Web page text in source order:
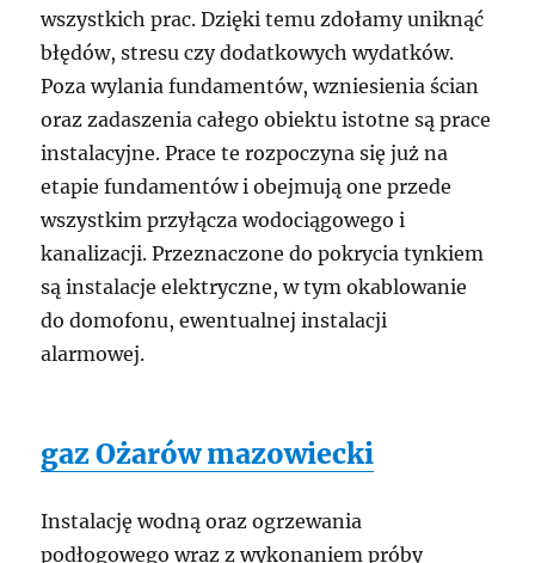
wszystkich prac. Dzięki temu zdołamy uniknąć
błędów, stresu czy dodatkowych wydatków.
Poza wylania fundamentów, wzniesienia ścian
oraz zadaszenia całego obiektu istotne są prace
instalacyjne. Prace te rozpoczyna się już na
etapie fundamentów i obejmują one przede
wszystkim przyłącza wodociągowego i
kanalizacji. Przeznaczone do pokrycia tynkiem
są instalacje elektryczne, w tym okablowanie
do domofonu, ewentualnej instalacji
alarmowej.
gaz Ożarów mazowiecki
Instalację wodną oraz ogrzewania
podłogowego wraz z wykonaniem próby